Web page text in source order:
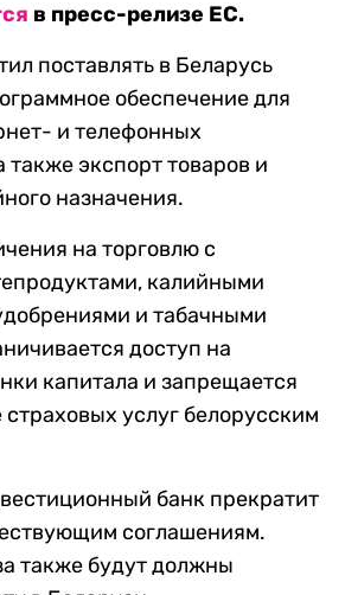
в пресс-релизе ЕС.
поставлять в Беларусь
обеспечение для
и телефонных
экспорт товаров и
назначения.
на торговлю с
калийными
и табачными
доступ на
капитала и запрещается
услуг белорусским
банк прекратит
соглашениям.
также будут должны